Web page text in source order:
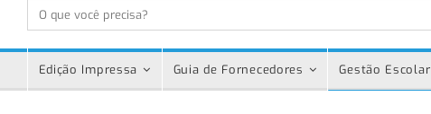
Edição Impressa Guia de Fornecedores Gestão Escolar